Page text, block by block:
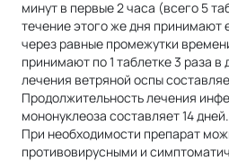
минут в первые 2 часа (всего 5
течение этого же дня принимают
через равные промежутки
принимают по 1 таблетке 3 раза
лечения ветряной оспы
Продолжительность лечения
мононуклеоза составляет 14 дней.
При необходимости препарат
противовирусными и